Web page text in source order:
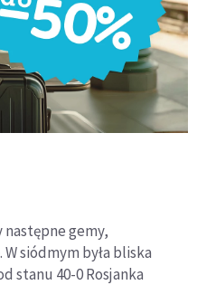
następne gemy,
siódmym była bliska
stanu 40-0 Rosjanka